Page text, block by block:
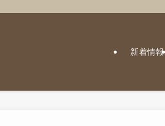
新着情報